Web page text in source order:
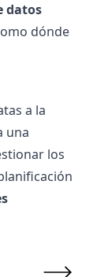
datos
dónde
a la
una
los